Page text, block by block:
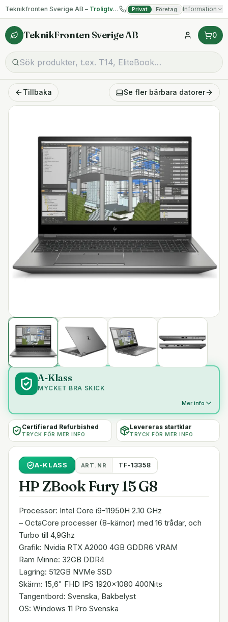
Teknikfronten Sverige AB – Troligtvis billigast på begagnad IT! Privat Företag Information
TeknikFronten Sverige AB 0
Tillbaka Se fler bärbara datorer
A-Klass
MYCKET BRA SKICK
Mer info
Certifierad Refurbished
TRYCK FÖR MER INFO
Levereras startklar
TRYCK FÖR MER INFO
A-KLASS ART.NR TF-13358
HP ZBook Fury 15 G8
Processor: Intel Core i9-11950H 2.10 GHz
– OctaCore processer (8-kärnor) med 16 trådar, och
Turbo till 4,9Ghz
Grafik: Nvidia RTX A2000 4GB GDDR6 VRAM
Ram Minne: 32GB DDR4
Lagring: 512GB NVMe SSD
Skärm: 15,6" FHD IPS 1920x1080 400Nits
Tangentbord: Svenska, Bakbelyst
OS: Windows 11 Pro Svenska